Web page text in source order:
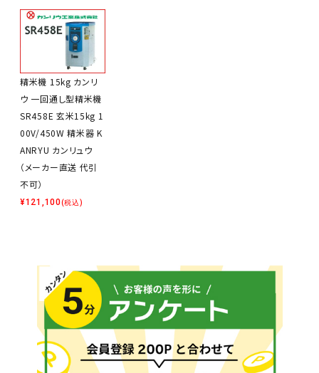
精米機 15kg カンリ
ウ 一回通し型精米機
SR458E 玄米15kg 1
00V/450W 精米器 K
ANRYU カンリュウ
（メーカー直送 代引
不可）
¥121,100(税込)